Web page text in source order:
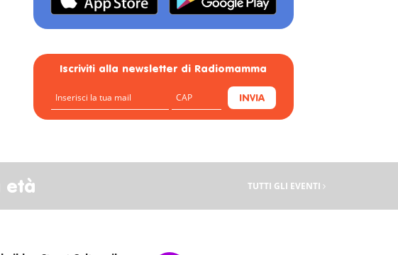
Iscriviti alla newsletter di Radiomamma
INVIA
età TUTTI GLI EVENTI